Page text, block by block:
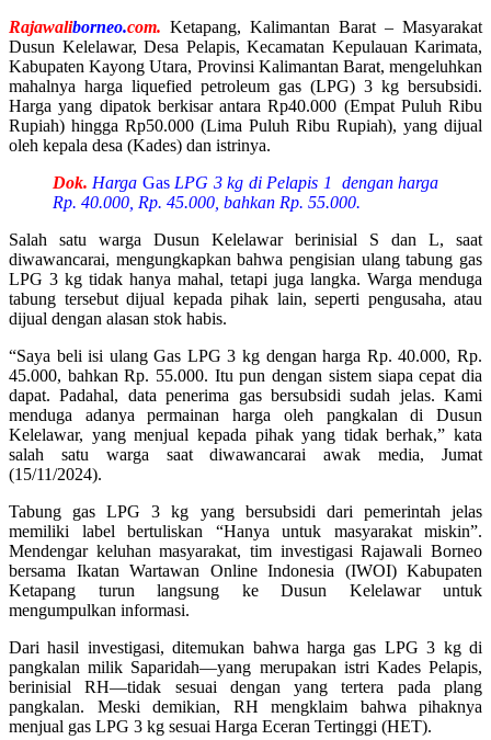
Rajawaliborneo.com. Ketapang, Kalimantan Barat – Masyarakat
Dusun Kelelawar, Desa Pelapis, Kecamatan Kepulauan Karimata,
Kabupaten Kayong Utara, Provinsi Kalimantan Barat, mengeluhkan
mahalnya harga liquefied petroleum gas (LPG) 3 kg bersubsidi.
Harga yang dipatok berkisar antara Rp40.000 (Empat Puluh Ribu
Rupiah) hingga Rp50.000 (Lima Puluh Ribu Rupiah), yang dijual
oleh kepala desa (Kades) dan istrinya.
Dok. Harga GasLPG 3 kg di Pelapis 1 dengan harga
Rp. 40.000, Rp. 45.000, bahkan Rp. 55.000.
Salah satu warga Dusun Kelelawar berinisial S dan L, saat
diwawancarai, mengungkapkan bahwa pengisian ulang tabung gas
LPG 3 kg tidak hanya mahal, tetapi juga langka. Warga menduga
tabung tersebut dijual kepada pihak lain, seperti pengusaha, atau
dijual dengan alasan stok habis.
“Saya beli isi ulang Gas LPG 3 kg dengan harga Rp. 40.000, Rp.
45.000, bahkan Rp. 55.000. Itu pun dengan sistem siapa cepat dia
dapat. Padahal, data penerima gas bersubsidi sudah jelas. Kami
menduga adanya permainan harga oleh pangkalan di Dusun
Kelelawar, yang menjual kepada pihak yang tidak berhak,” kata
salah satu warga saat diwawancarai awak media, Jumat
(15/11/2024).
Tabung gas LPG 3 kg yang bersubsidi dari pemerintah jelas
memiliki label bertuliskan “Hanya untuk masyarakat miskin”.
Mendengar keluhan masyarakat, tim investigasi Rajawali Borneo
bersama Ikatan Wartawan Online Indonesia (IWOI) Kabupaten
Ketapang turun langsung ke Dusun Kelelawar untuk
mengumpulkan informasi.
Dari hasil investigasi, ditemukan bahwa harga gas LPG 3 kg di
pangkalan milik Saparidah—yang merupakan istri Kades Pelapis,
berinisial RH—tidak sesuai dengan yang tertera pada plang
pangkalan. Meski demikian, RH mengklaim bahwa pihaknya
menjual gas LPG 3 kg sesuai Harga Eceran Tertinggi (HET).